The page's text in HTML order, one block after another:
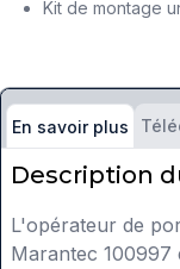
Kit de montage
En savoir plus
Description
L'opérateur de
Marantec 100997